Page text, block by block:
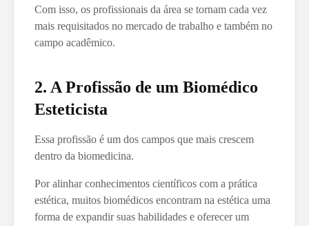
Com isso, os profissionais da área se tornam cada vez
mais requisitados no mercado de trabalho e também no
campo acadêmico.
2. A Profissão de um Biomédico
Esteticista
Essa profissão é um dos campos que mais crescem
dentro da biomedicina.
Por alinhar conhecimentos científicos com a prática
estética, muitos biomédicos encontram na estética uma
forma de expandir suas habilidades e oferecer um